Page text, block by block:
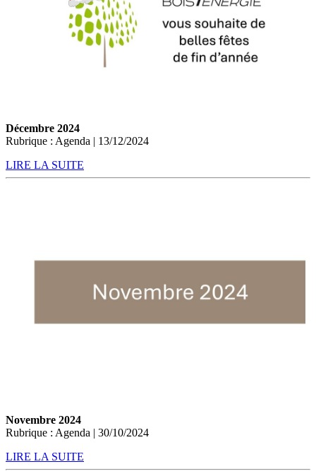
Décembre 2024
Rubrique : Agenda | 13/12/2024
LIRE LA SUITE
Novembre 2024
Rubrique : Agenda | 30/10/2024
LIRE LA SUITE